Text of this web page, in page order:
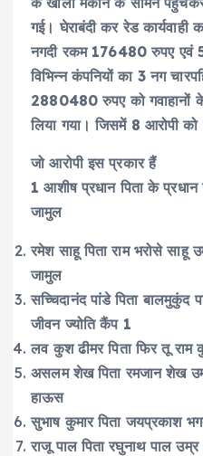
गई। घेराबंदी कर रेड
नगदी रकम 176480 रुपए एवं
विभिन्न कंपनियों का 3 नग
2880480 रुपए को गवाहानों
लिया गया। जिसमें 8 आरोपी को
जो आरोपी इस प्रकार हैं
1 आशीष प्रधान पिता के
जामुल
रमेश साहू पिता राम भरोसे साहू
जामुल
सच्चिदानंद पांडे पिता बालमुकुंद
जीवन ज्योति कैंप 1
लव कुश ढीमर पिता फिर तू राम
असलम शेख पिता रमजान शेख
हाऊस
सुभाष कुमार पिता जयप्रकाश
राजू पाल पिता रघुनाथ पाल